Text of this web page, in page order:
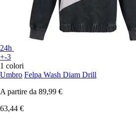
24h
+-3
1 colori
Umbro Felpa Wash Diam Drill
A partire da 89,99 €
63,44 €